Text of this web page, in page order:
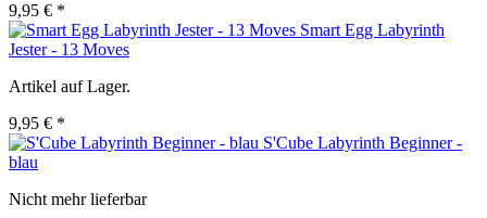
9,95 € *
Smart Egg Labyrinth
Jester - 13 Moves
Artikel auf Lager.
9,95 € *
S'Cube Labyrinth Beginner -
blau
Nicht mehr lieferbar